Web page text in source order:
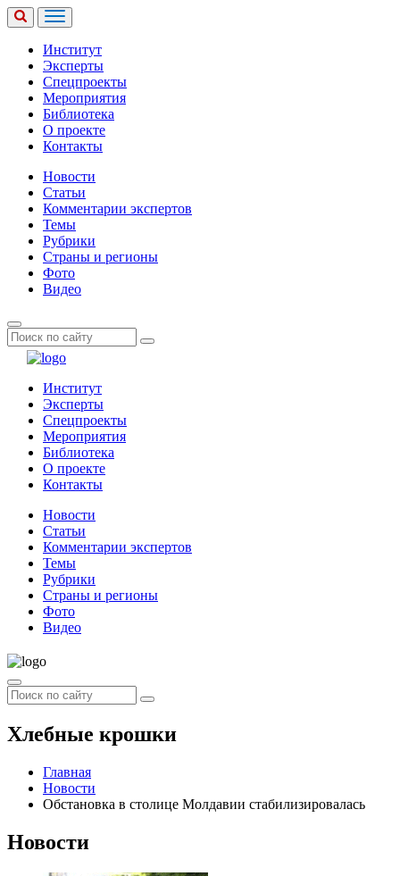
Институт
Эксперты
Спецпроекты
Мероприятия
Библиотека
О проекте
Контакты
Новости
Статьи
Комментарии экспертов
Темы
Рубрики
Страны и регионы
Фото
Видео
Институт
Эксперты
Спецпроекты
Мероприятия
Библиотека
О проекте
Контакты
Новости
Статьи
Комментарии экспертов
Темы
Рубрики
Страны и регионы
Фото
Видео
Хлебные крошки
Главная
Новости
Обстановка в столице Молдавии стабилизировалась
Новости